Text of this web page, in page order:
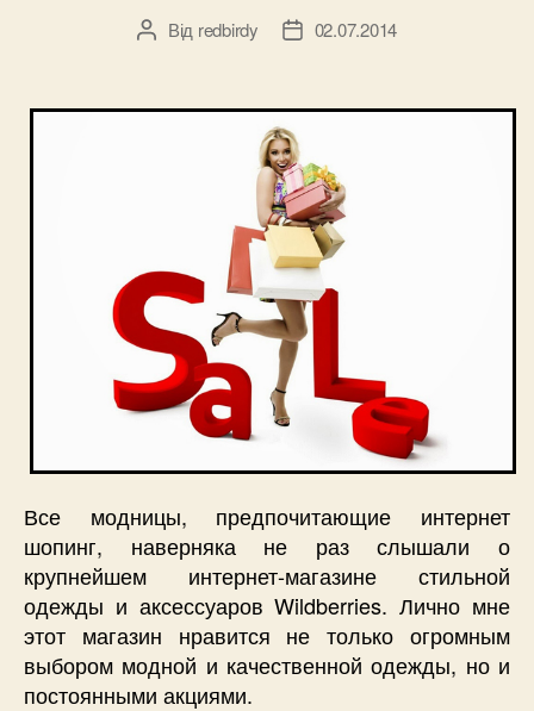
Автор
Від redbirdy
Дата02.07.2014
Все модницы, предпочитающие интернет
шопинг, наверняка не раз слышали о
крупнейшем интернет-магазине стильной
одежды и аксессуаров Wildberries. Лично мне
этот магазин нравится не только огромным
выбором модной и качественной одежды, но и
постоянными акциями.